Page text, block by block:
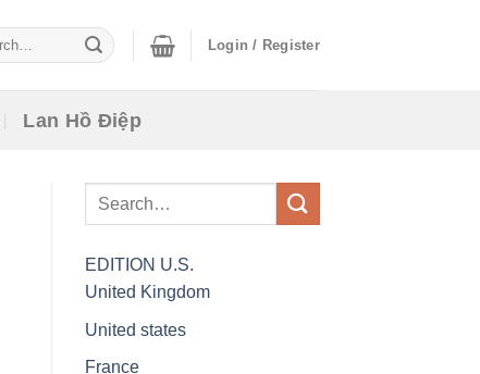
Login / Register
Lan Hồ Điệp
EDITION U.S.
United Kingdom
United states
France